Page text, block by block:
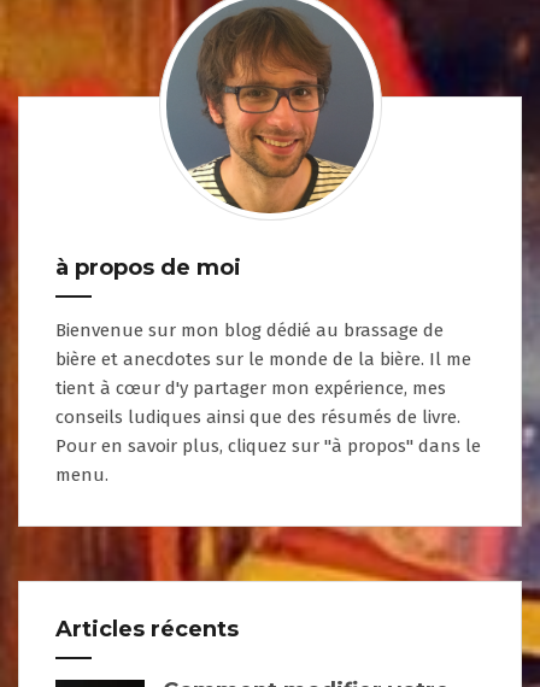
à propos de moi
Bienvenue sur mon blog dédié au brassage de
bière et anecdotes sur le monde de la bière. Il me
tient à cœur d'y partager mon expérience, mes
conseils ludiques ainsi que des résumés de livre.
Pour en savoir plus, cliquez sur "à propos" dans le
menu.
Articles récents